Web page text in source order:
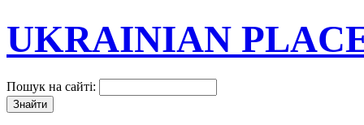
UKRAINIAN
Пошук на сайті: